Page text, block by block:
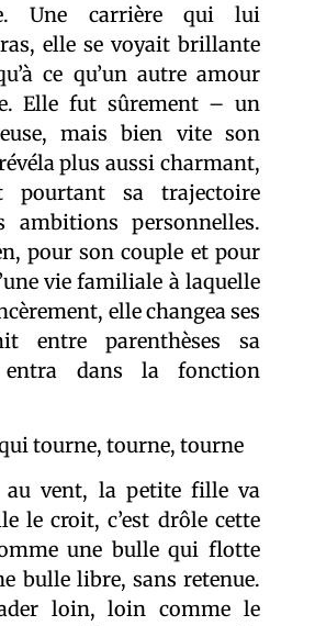
Une carrière qui lui
elle se voyait brillante
ce qu’un autre amour
Elle fut sûrement – un
mais bien vite son
plus aussi charmant,
pourtant sa trajectoire
ambitions personnelles.
pour son couple et pour
vie familiale à laquelle
elle changea ses
entre parenthèses sa
dans la fonction
tourne, tourne, tourne
au vent, la petite fille va
le croit, c’est drôle cette
une bulle qui flotte
bulle libre, sans retenue.
loin, loin comme le